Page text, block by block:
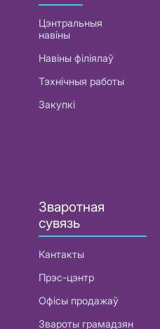
Цэнтральныя
навіны
Навіны філіялаў
Тэхнічныя работы
Закупкі
Зваротная
сувязь
Кантакты
Прэс-цэнтр
Офісы продажаў
Звароты грамадзян